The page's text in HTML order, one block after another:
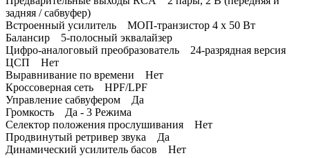
задняя / сабвуфер)
Встроенный усилитель МОП-транзистор 4 x 50 Вт
Балансир 5-полосный эквалайзер
Цифро-аналоговый преобразователь 24-разрядная версия
ЦСП Нет
Выравнивание по времени Нет
Кроссоверная сеть HPF/LPF
Управление сабвуфером Да
Громкость Да - 3 Режима
Селектор положения прослушивания Нет
Продвинутый ретривер звука Да
Динамический усилитель басов Нет